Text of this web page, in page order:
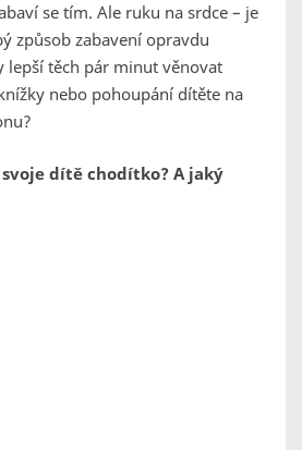
se tím. Ale ruku na srdce – je
způsob zabavení opravdu
lepší těch pár minut věnovat
nebo pohoupání dítěte na
dítě chodítko? A jaký